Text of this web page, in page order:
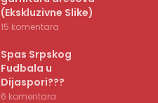
(Ekskluzivne Slike)
15 komentara
Spas Srpskog
Fudbala u
Dijaspori???
6 komentara